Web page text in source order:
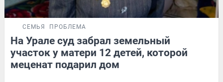
СЕМЬЯ ПРОБЛЕМА
На Урале суд забрал земельный
участок у матери 12 детей, которой
меценат подарил дом